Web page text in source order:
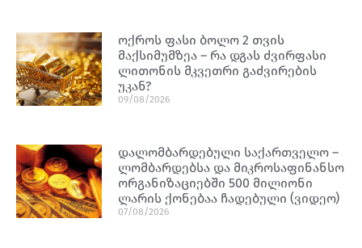
ოქროს ფასი ბოლო 2 თვის
მაქსიმუმზეა – რა დგას ძვირფასი
ლითონის მკვეთრი გაძვირების
უკან?
09/08/2026
დალომბარდებული საქართველო –
ლომბარდებსა და მიკროსაფინანსო
ორგანიზაციებში 500 მილიონი
ლარის ქონებაა ჩადებული (ვიდეო)
07/08/2026